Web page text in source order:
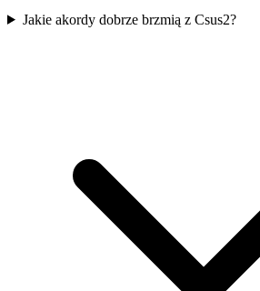
Jakie akordy dobrze brzmią z Csus2?